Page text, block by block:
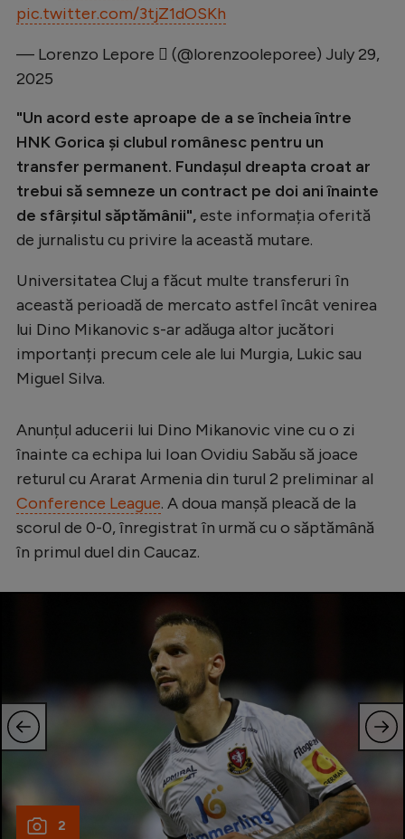
Creează cont
pic.twitter.com/3tjZ1dOSKh
— Lorenzo Lepore  (@lorenzooleporee) July 29,
2025
"Un acord este aproape de a se încheia între
HNK Gorica și clubul românesc pentru un
transfer permanent. Fundașul dreapta croat ar
trebui să semneze un contract pe doi ani înainte
de sfârșitul săptămânii",este informația oferită
de jurnalistu cu privire la această mutare.
Universitatea Cluj a făcut multe transferuri în
această perioadă de mercato astfel încât venirea
lui Dino Mikanovic s-ar adăuga altor jucători
importanți precum cele ale lui Murgia, Lukic sau
Miguel Silva.
Anunțul aducerii lui Dino Mikanovic vine cu o zi
înainte ca echipa lui Ioan Ovidiu Sabău să joace
returul cu Ararat Armenia din turul 2 preliminar al
Conference League. A doua manșă pleacă de la
scorul de 0-0, înregistrat în urmă cu o săptămână
în primul duel din Caucaz.
2